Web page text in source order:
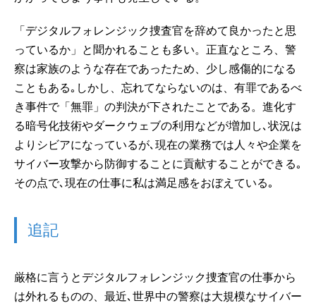
「デジタルフォレンジック捜査官を辞めて良かったと思
っているか」と聞かれることも多い。正直なところ、警
察は家族のような存在であったため、少し感傷的になる
こともある｡しかし、忘れてならないのは、有罪であるべ
き事件で「無罪」の判決が下されたことである。進化す
る暗号化技術やダークウェブの利用などが増加し､状況は
よりシビアになっているが､現在の業務では人々や企業を
サイバー攻撃から防御することに貢献することができる｡
その点で､現在の仕事に私は満足感をおぼえている｡
追記
厳格に言うとデジタルフォレンジック捜査官の仕事から
は外れるものの、最近､世界中の警察は大規模なサイバー